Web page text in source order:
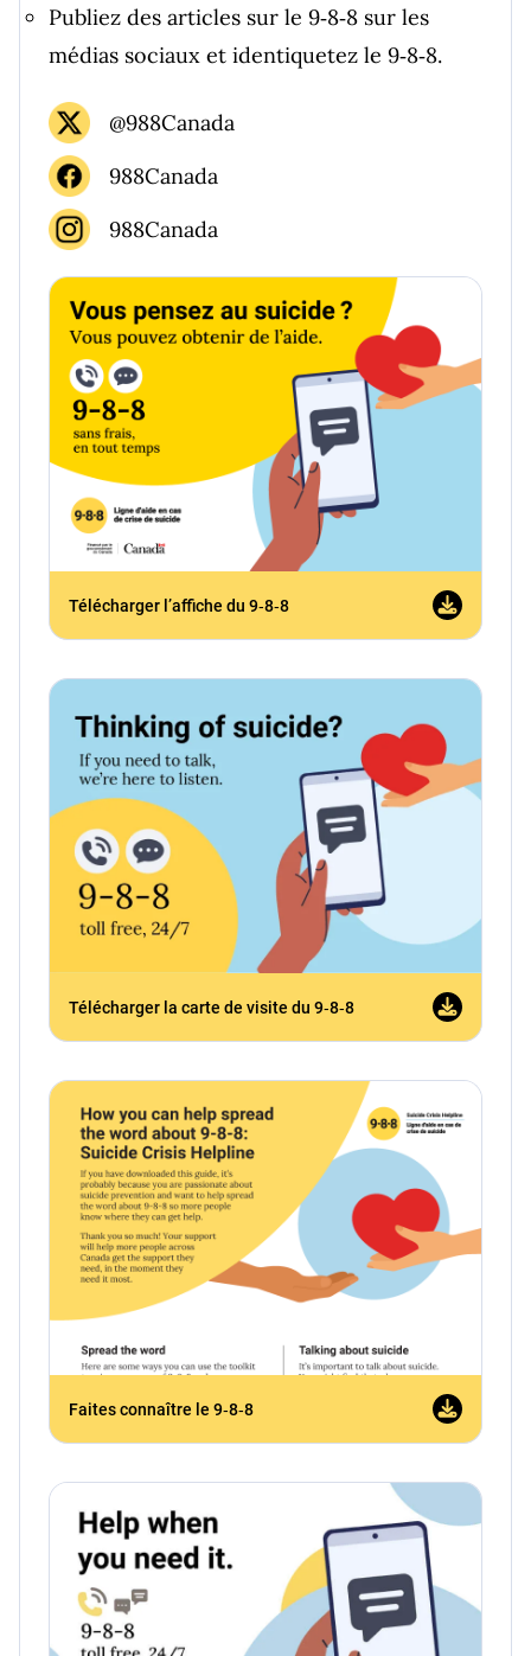
Publiez des articles sur le 9‑8‑8 sur les
médias sociaux et identiquetez le 9‑8‑8.
@988Canada
988Canada
988Canada
Télécharger l’affiche du 9‑8‑8
Télécharger la carte de visite du 9‑8‑8
Faites connaître le 9‑8‑8